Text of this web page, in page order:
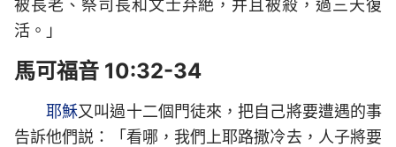
被長老、祭司長和文士弃絶，并且被殺，過三天復
活。」
馬可福音 10:32-34
耶穌又叫過十二個門徒來，把自己將要遭遇的事
告訴他們説：「看哪，我們上耶路撒冷去，人子將要